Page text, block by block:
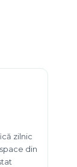
zilnic
din